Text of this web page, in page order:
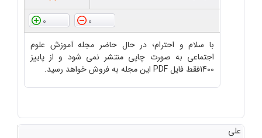
0
0
با سلام و احترام؛ در حال حاضر مجله آموزش علوم
اجتماعی به صورت چاپی منتشر نمی شود و از پاییز
1400فقط فایل PDF این مجله به فروش خواهد رسید.
علی